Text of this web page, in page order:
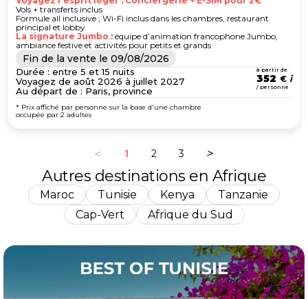
Vols + transferts inclus
Formule all inclusive ; Wi-Fi inclus dans les chambres, restaurant
principal et lobby
La signature Jumbo : équipe d’animation francophone Jumbo,
ambiance festive et activités pour petits et grands
Fin de la vente le 09/08/2026
Durée : entre 5 et 15 nuits
Voyagez de août 2026 à juillet 2027
Au départ de : Paris, province
à partir de
352 €
/ personne
* Prix affiché par personne sur la base d'une chambre
occupée par 2 adultes
1 2 3
Autres destinations en Afrique
Maroc Tunisie Kenya
Tanzanie
Cap-Vert
Afrique du Sud